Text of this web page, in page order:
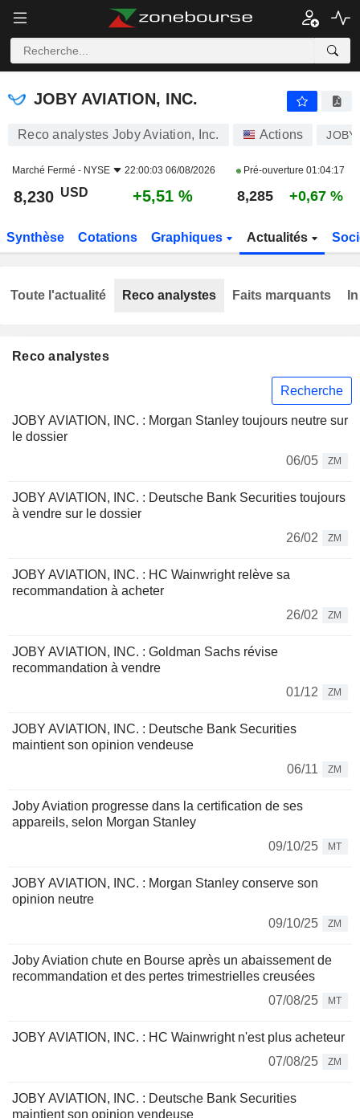
JOBY AVIATION, INC.
JOBY AVIATION, INC.
Reco analystes Joby Aviation, Inc. Actions JOBY
Marché Fermé - NYSE 22:00:03 06/08/2026 Pré-ouverture 01:04:17
8,230 USD +5,51 % 8,285 +0,67 %
Synthèse Cotations Graphiques Actualités
Reco analystes
Recherche
JOBY AVIATION, INC. : Morgan Stanley toujours neutre sur
le dossier
06/05
ZM
JOBY AVIATION, INC. : Deutsche Bank Securities toujours
à vendre sur le dossier
26/02
ZM
JOBY AVIATION, INC. : HC Wainwright relève sa
recommandation à acheter
26/02
ZM
JOBY AVIATION, INC. : Goldman Sachs révise
recommandation à vendre
01/12
ZM
JOBY AVIATION, INC. : Deutsche Bank Securities
maintient son opinion vendeuse
06/11
ZM
Joby Aviation progresse dans la certification de ses
appareils, selon Morgan Stanley
09/10/25
MT
JOBY AVIATION, INC. : Morgan Stanley conserve son
opinion neutre
09/10/25
ZM
Joby Aviation chute en Bourse après un abaissement de
recommandation et des pertes trimestrielles creusées
07/08/25
MT
JOBY AVIATION, INC. : HC Wainwright n'est plus acheteur
07/08/25
ZM
JOBY AVIATION, INC. : Deutsche Bank Securities
maintient son opinion vendeuse
Toute l'actualité Reco analystes Faits marquants